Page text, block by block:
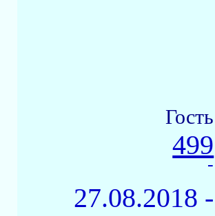
Гость
499
-
27.08.2018 -